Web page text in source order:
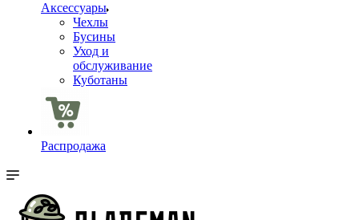
Аксессуары
Чехлы
Бусины
Уход и
обслуживание
Куботаны
Распродажа